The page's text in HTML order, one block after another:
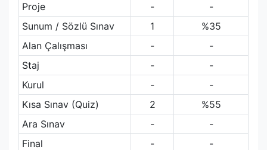
Proje
-
-
Sunum / Sözlü Sınav
1
%35
Alan Çalışması
-
-
Staj
-
-
Kurul
-
-
Kısa Sınav (Quiz)
2
%55
Ara Sınav
-
-
Final
-
-